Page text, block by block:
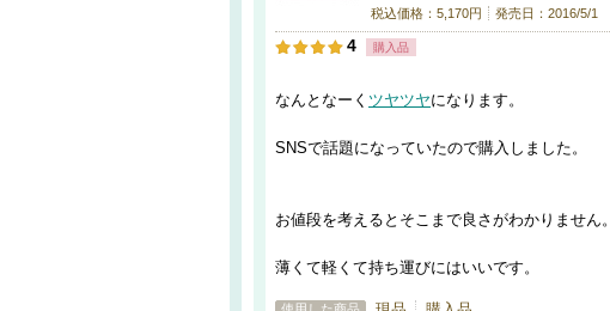
税込価格：5,170円
発売日：2016/5/1
4 購入品
なんとなーく ツヤツヤになります。
SNSで話題になっていたので購入しました。
お値段を考えるとそこまで良さがわかりません。
薄くて軽くて持ち運びにはいいです。